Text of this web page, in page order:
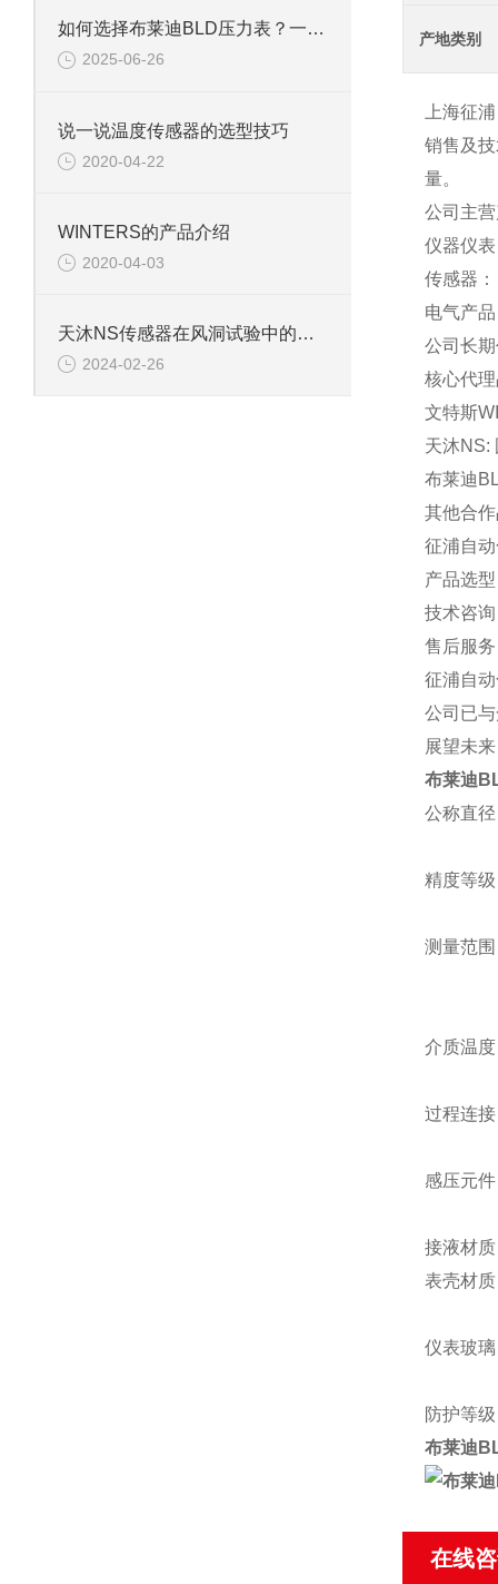
产地类别
上海征
销售及
量。
公司主
仪器仪
传感器
电气产
公司长
核心代
文特斯
天沐NS:
布莱迪
其他合
征浦自
产品选
技术咨
售后服
征浦自
公司已
展望未
布莱迪
公称直
精度等
测量范
介质温
过程连
感压元
接液材
表壳材
仪表玻
防护等
布莱迪
在线
如何选择布莱迪BLD压力表？一文看懂法兰安装与螺纹连接差异
2025-06-26
说一说温度传感器的选型技巧
2020-04-22
WINTERS的产品介绍
2020-04-03
天沐NS传感器在风洞试验中的关键应用与价值分析
2024-02-26